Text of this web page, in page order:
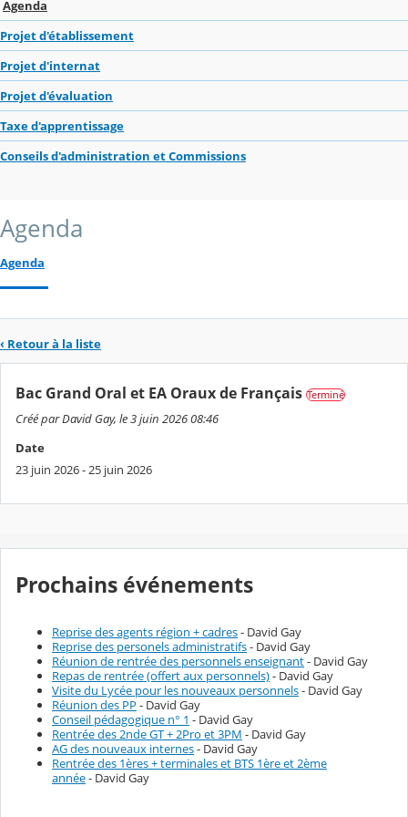
Agenda
Projet d'établissement
Projet d'internat
Projet d'évaluation
Taxe d'apprentissage
Conseils d'administration et Commissions
Agenda
Agenda
‹ Retour à la liste
Bac Grand Oral et EA Oraux de Français Terminé
Créé par David Gay, le 3 juin 2026 08:46
Date
23 juin 2026 - 25 juin 2026
Prochains événements
Reprise des agents région + cadres- David Gay
Reprise des personels administratifs- David Gay
Réunion de rentrée des personnels enseignant- David Gay
Repas de rentrée (offert aux personnels)- David Gay
Visite du Lycée pour les nouveaux personnels- David Gay
Réunion des PP - David Gay
Conseil pédagogique n° 1 - David Gay
Rentrée des 2nde GT + 2Pro et 3PM - David Gay
AG des nouveaux internes- David Gay
Rentrée des 1ères + terminales et BTS 1ère et 2ème
année- David Gay